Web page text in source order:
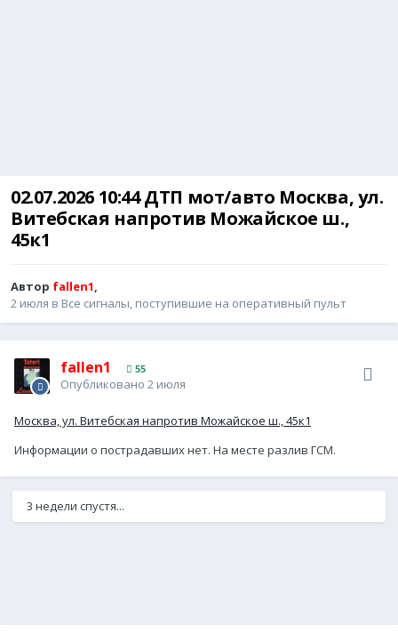
02.07.2026 10:44 ДТП мот/авто Москва, ул.
Витебская напротив Можайское ш.,
45к1
Автор fallen1,
2 июля в Все сигналы, поступившие на оперативный пульт
fallen1 55
Опубликовано 2 июля
Москва, ул. Витебская напротив Можайское ш., 45к1
Информации о пострадавших нет. На месте разлив ГСМ.
3 недели спустя...